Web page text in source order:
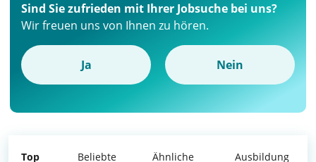
Sind Sie zufrieden mit Ihrer Jobsuche bei uns?
Wir freuen uns von Ihnen zu hören.
Ja Nein
Top Beliebte Ähnliche Ausbildung